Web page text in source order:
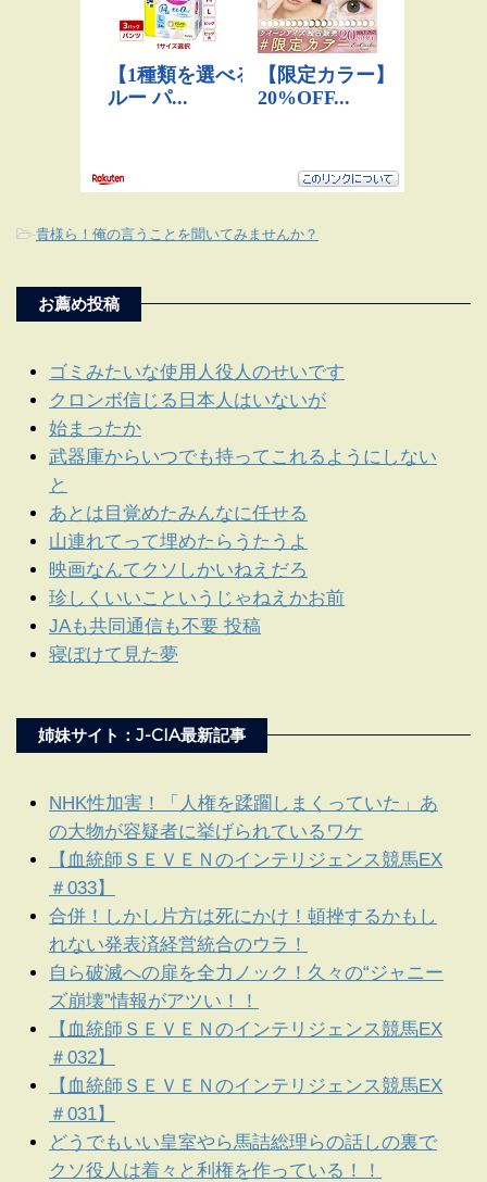
-貴様ら！俺の言うことを聞いてみませんか？
お薦め投稿
ゴミみたいな使用人役人のせいです
クロンボ信じる日本人はいないが
始まったか
武器庫からいつでも持ってこれるようにしない
と
あとは目覚めたみんなに任せる
山連れてって埋めたらうたうよ
映画なんてクソしかいねえだろ
珍しくいいこというじゃねえかお前
JAも共同通信も不要 投稿
寝ぼけて見た夢
姉妹サイト：J-CIA最新記事
NHK性加害！「人権を蹂躙しまくっていた」あ
の大物が容疑者に挙げられているワケ
【血統師ＳＥＶＥＮのインテリジェンス競馬EX
＃033】
合併！しかし片方は死にかけ！頓挫するかもし
れない発表済経営統合のウラ！
自ら破滅への扉を全力ノック！久々の“ジャニー
ズ崩壊”情報がアツい！！
【血統師ＳＥＶＥＮのインテリジェンス競馬EX
＃032】
【血統師ＳＥＶＥＮのインテリジェンス競馬EX
＃031】
どうでもいい皇室やら馬詰総理らの話しの裏で
クソ役人は着々と利権を作っている！！